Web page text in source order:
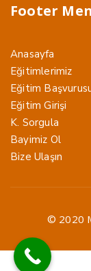
Footer
Anasayfa
Eğitimlerimiz
Eğitim
Eğitim Girişi
K. Sorgula
Bayimiz Ol
Bize Ulaşın
© 2020